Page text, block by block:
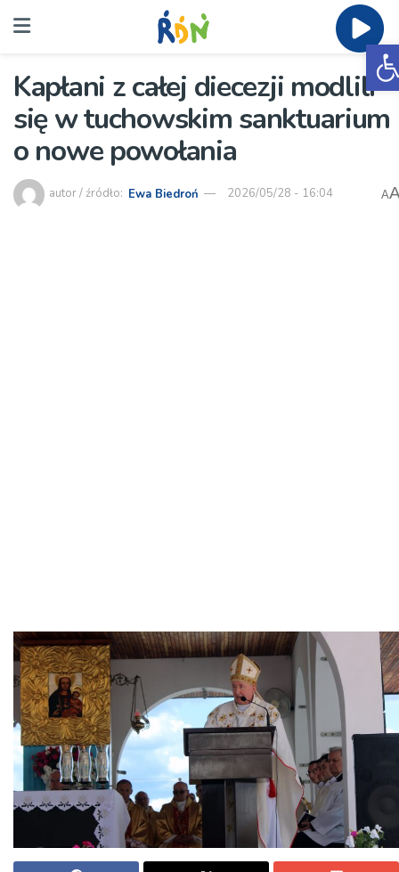
Kapłani z całej diecezji modlili
się w tuchowskim sanktuarium
o nowe powołania
autor / źródło: Ewa Biedroń 2026/05/28 - 16:04 A